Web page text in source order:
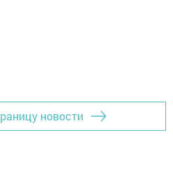
новости